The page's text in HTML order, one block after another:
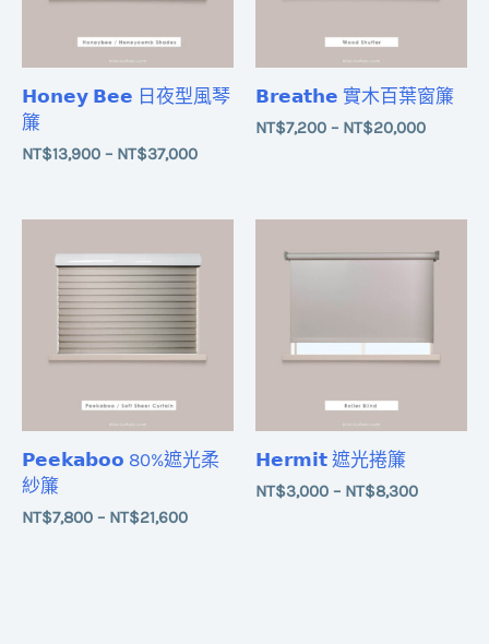
𝗛𝗼𝗻𝗲𝘆 𝗕𝗲𝗲 日夜型風琴
簾
NT$13,900 – NT$37,000
𝗕𝗿𝗲𝗮𝘁𝗵𝗲 實木百葉窗簾
NT$7,200 – NT$20,000
𝗣𝗲𝗲𝗸𝗮𝗯𝗼𝗼 80%遮光柔
紗簾
NT$7,800 – NT$21,600
範
圍：
NT$7,800
到
NT$21,600
𝗛𝗲𝗿𝗺𝗶𝘁 遮光捲簾
NT$3,000 – NT$8,300
格
NT$8,300